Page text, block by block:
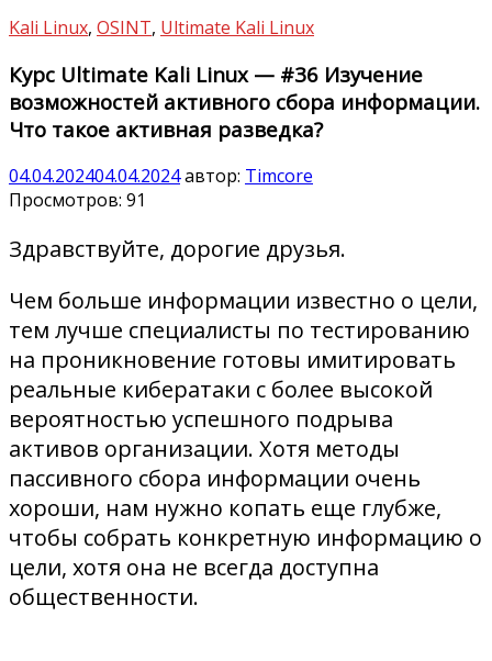
Kali Linux, OSINT, Ultimate Kali Linux
Курс Ultimate Kali Linux — #36 Изучение
возможностей активного сбора информации.
Что такое активная разведка?
04.04.202404.04.2024автор: Timcore
Просмотров: 91
Здравствуйте, дорогие друзья.
Чем больше информации известно о цели,
тем лучше специалисты по тестированию
на проникновение готовы имитировать
реальные кибератаки с более высокой
вероятностью успешного подрыва
активов организации. Хотя методы
пассивного сбора информации очень
хороши, нам нужно копать еще глубже,
чтобы собрать конкретную информацию о
цели, хотя она не всегда доступна
общественности.